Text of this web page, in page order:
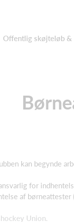
Offentlig skøjteløb &
kan begynde
for
af børneattester (
Union.